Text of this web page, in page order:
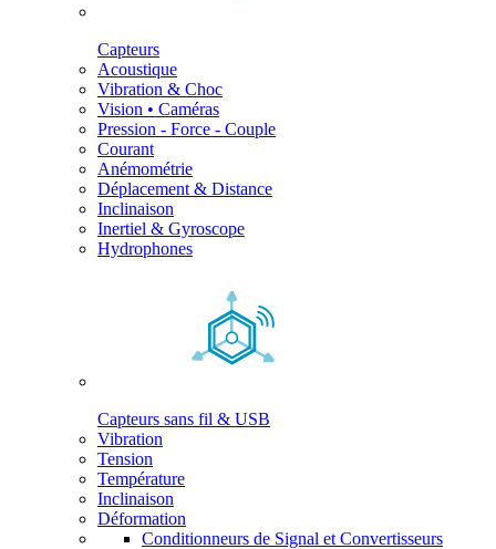
Capteurs
Acoustique
Vibration & Choc
Vision • Caméras
Pression - Force - Couple
Courant
Anémométrie
Déplacement & Distance
Inclinaison
Inertiel & Gyroscope
Hydrophones
Capteurs sans fil & USB
Vibration
Tension
Température
Inclinaison
Déformation
Conditionneurs de Signal et Convertisseurs